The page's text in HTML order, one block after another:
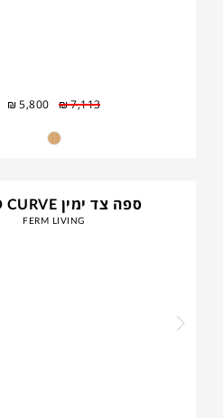
₪7,113
₪5,800
ספה צד ימין RICO CURVE
FERM LIVING